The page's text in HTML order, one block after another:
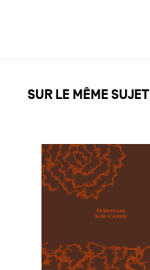
SUR LE MÊME SUJET